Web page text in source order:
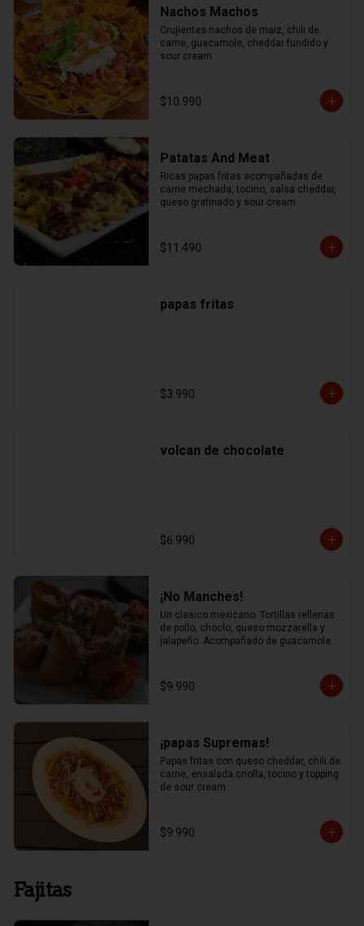
Nachos Machos
Crujientes nachos de maiz, chili de
carne, guacamole, cheddar fundido y
sour cream
$10.990
Patatas And Meat
Ricas papas fritas acompañadas de
carne mechada, tocino, salsa cheddar,
queso gratinado y sour cream
$11.490
papas fritas
$3.990
volcan de chocolate
$6.990
¡No Manches!
Un clasico mexicano. Tortillas rellenas
de pollo, choclo, queso mozzarella y
jalapeño. Acompañado de guacamole y
$9.990
¡papas Supremas!
Papas fritas con queso cheddar, chili de
carne, ensalada criolla, tocino y topping
de sour cream.
$9.990
Fajitas